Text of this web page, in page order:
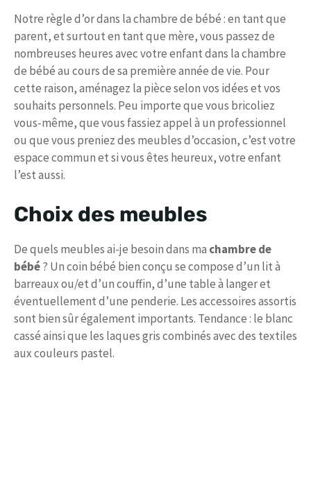
Notre règle d’or dans la chambre de bébé : en tant que
parent, et surtout en tant que mère, vous passez de
nombreuses heures avec votre enfant dans la chambre
de bébé au cours de sa première année de vie. Pour
cette raison, aménagez la pièce selon vos idées et vos
souhaits personnels. Peu importe que vous bricoliez
vous-même, que vous fassiez appel à un professionnel
ou que vous preniez des meubles d’occasion, c’est votre
espace commun et si vous êtes heureux, votre enfant
l’est aussi.
Choix des meubles
De quels meubles ai-je besoin dans ma chambre de
bébé? Un coin bébé bien conçu se compose d’un lit à
barreaux ou/et d’un couffin, d’une table à langer et
éventuellement d’une penderie. Les accessoires assortis
sont bien sûr également importants. Tendance : le blanc
cassé ainsi que les laques gris combinés avec des textiles
aux couleurs pastel.